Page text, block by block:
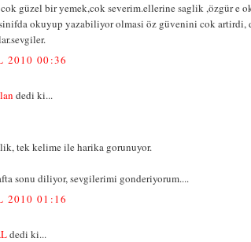
güzel bir yemek,cok severim.ellerine saglik ,özgür e
okuyup yazabiliyor olmasi öz güvenini cok artirdi,
2010 00:36
dedi ki...
tek kelime ile harika gorunuyor.
sonu diliyor, sevgilerimi gonderiyorum....
2010 01:16
dedi ki...